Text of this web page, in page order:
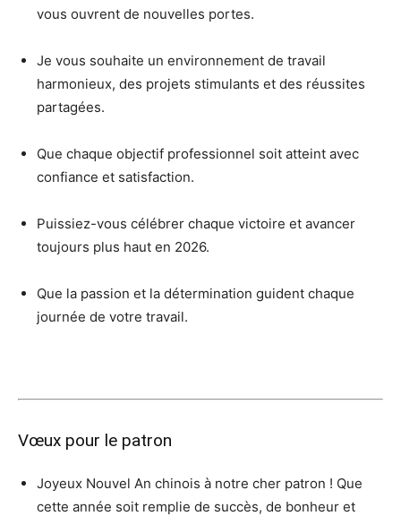
vous ouvrent de nouvelles portes.
Je vous souhaite un environnement de travail
harmonieux, des projets stimulants et des réussites
partagées.
Que chaque objectif professionnel soit atteint avec
confiance et satisfaction.
Puissiez-vous célébrer chaque victoire et avancer
toujours plus haut en 2026.
Que la passion et la détermination guident chaque
journée de votre travail.
Vœux pour le patron
Joyeux Nouvel An chinois à notre cher patron ! Que
cette année soit remplie de succès, de bonheur et